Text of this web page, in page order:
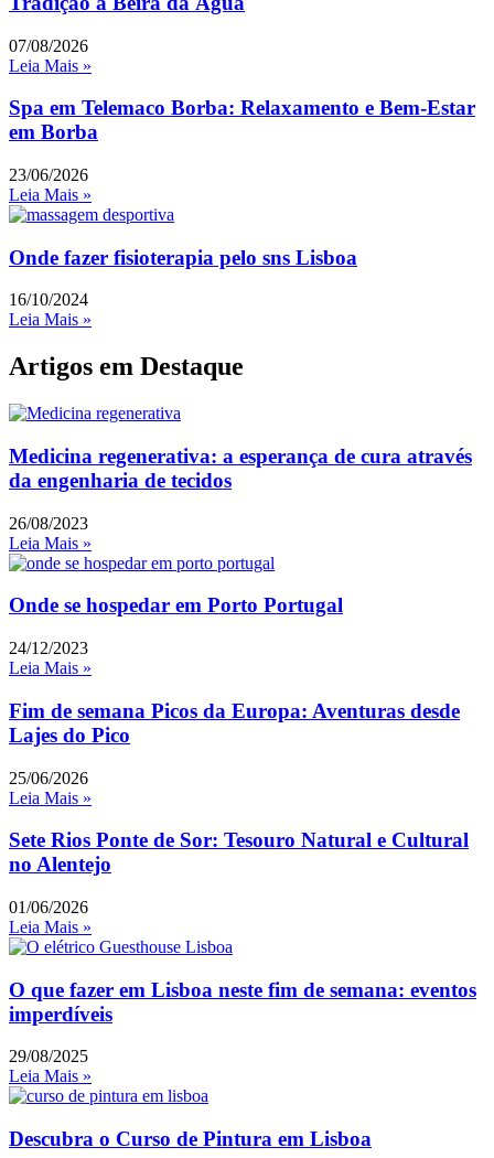
07/08/2026
Leia Mais »
Spa em Telemaco Borba: Relaxamento e Bem-Estar
em Borba
23/06/2026
Leia Mais »
Onde fazer fisioterapia pelo sns Lisboa
16/10/2024
Leia Mais »
Artigos em Destaque
Medicina regenerativa: a esperança de cura através
da engenharia de tecidos
26/08/2023
Leia Mais »
Onde se hospedar em Porto Portugal
24/12/2023
Leia Mais »
Fim de semana Picos da Europa: Aventuras desde
Lajes do Pico
25/06/2026
Leia Mais »
Sete Rios Ponte de Sor: Tesouro Natural e Cultural
no Alentejo
01/06/2026
Leia Mais »
O que fazer em Lisboa neste fim de semana: eventos
imperdíveis
29/08/2025
Leia Mais »
Descubra o Curso de Pintura em Lisboa